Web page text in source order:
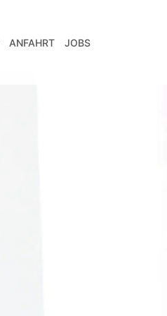
ANFAHRT JOBS